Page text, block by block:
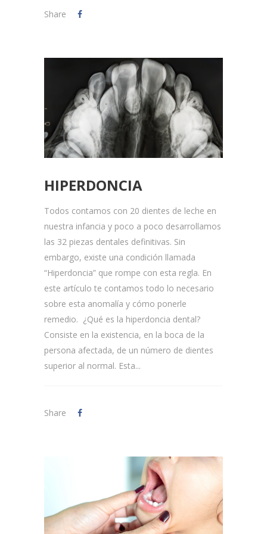
Share
HIPERDONCIA
Todos contamos con 20 dientes de leche en
nuestra infancia y poco a poco desarrollamos
las 32 piezas dentales definitivas. Sin
embargo, existe una condición llamada
“Hiperdoncia” que rompe con esta regla. En
este artículo te contamos todo lo necesario
sobre esta anomalía y cómo ponerle
remedio. ¿Qué es la hiperdoncia dental?
Consiste en la existencia, en la boca de la
persona afectada, de un número de dientes
superior al normal. Esta...
Share